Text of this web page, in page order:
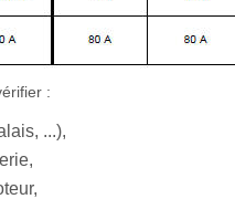
:
...),